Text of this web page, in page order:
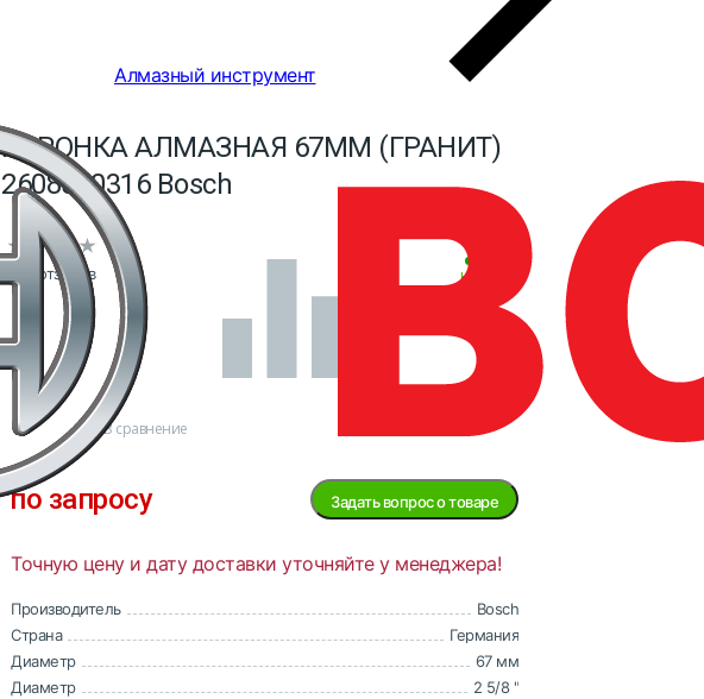
Алмазный инструмент
КОРОНКА АЛМАЗНАЯ 67ММ (ГРАНИТ)
2608580316 Bosch
0 отзывов
В сравнение
наличии
по запросу Задать вопрос о товаре
Точную цену и дату доставки уточняйте у менеджера!
Производитель
Bosch
Страна
Германия
Диаметр
67 мм
Диаметр
2 5/8 "